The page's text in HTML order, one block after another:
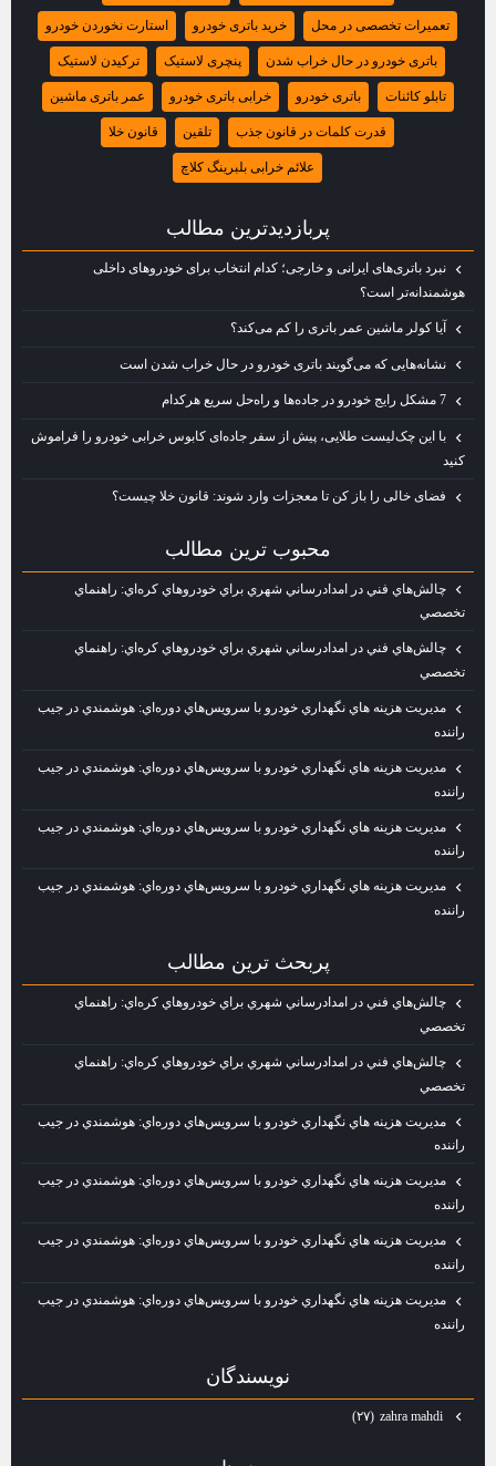
تعمیرات تخصصی در محل خرید باتری خودرو استارت نخوردن خودرو
باتری خودرو در حال خراب شدن پنچری لاستیک ترکیدن لاستیک
تابلو کائنات باتری خودرو خرابی باتری خودرو عمر باتری ماشین
قدرت کلمات در قانون جذب تلقین قانون خلا
علائم خرابی بلبرینگ کلاچ
پربازديدترين مطالب
نبرد باتری‌های ایرانی و خارجی؛ کدام انتخاب برای خودروهای داخلی
هوشمندانه‌تر است؟
آیا کولر ماشین عمر باتری را کم می‌کند؟
نشانه‌هایی که می‌گویند باتری خودرو در حال خراب شدن است
7 مشکل رایج خودرو در جاده‌ها و راه‌حل سریع هرکدام
با این چک‌لیست طلایی، پیش از سفر جاده‌ای کابوس خرابی خودرو را فراموش
کنید
فضای خالی را باز کن تا معجزات وارد شوند: قانون خلا چیست؟
محبوب ترين مطالب
چالش‌هاي فني در امدادرساني شهري براي خودروهاي كره‌اي: راهنماي
تخصصي
چالش‌هاي فني در امدادرساني شهري براي خودروهاي كره‌اي: راهنماي
تخصصي
مديريت هزينه‌ هاي نگهداري خودرو با سرويس‌هاي دوره‌اي: هوشمندي در جيب
راننده
مديريت هزينه‌ هاي نگهداري خودرو با سرويس‌هاي دوره‌اي: هوشمندي در جيب
راننده
مديريت هزينه‌ هاي نگهداري خودرو با سرويس‌هاي دوره‌اي: هوشمندي در جيب
راننده
مديريت هزينه‌ هاي نگهداري خودرو با سرويس‌هاي دوره‌اي: هوشمندي در جيب
راننده
پربحث ترين مطالب
چالش‌هاي فني در امدادرساني شهري براي خودروهاي كره‌اي: راهنماي
تخصصي
چالش‌هاي فني در امدادرساني شهري براي خودروهاي كره‌اي: راهنماي
تخصصي
مديريت هزينه‌ هاي نگهداري خودرو با سرويس‌هاي دوره‌اي: هوشمندي در جيب
راننده
مديريت هزينه‌ هاي نگهداري خودرو با سرويس‌هاي دوره‌اي: هوشمندي در جيب
راننده
مديريت هزينه‌ هاي نگهداري خودرو با سرويس‌هاي دوره‌اي: هوشمندي در جيب
راننده
مديريت هزينه‌ هاي نگهداري خودرو با سرويس‌هاي دوره‌اي: هوشمندي در جيب
راننده
نويسندگان
(۲۷)